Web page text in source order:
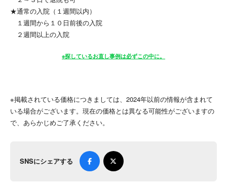
★通常の入院（１週間以内）
１週間から１０日前後の入院
２週間以上の入院
※探しているお直し事例は必ずこの中に。
※掲載されている価格につきましては、2024年以前の情報が含まれて
いる場合がございます。現在の価格とは異なる可能性がございますの
で、あらかじめご了承ください。
SNSにシェアする